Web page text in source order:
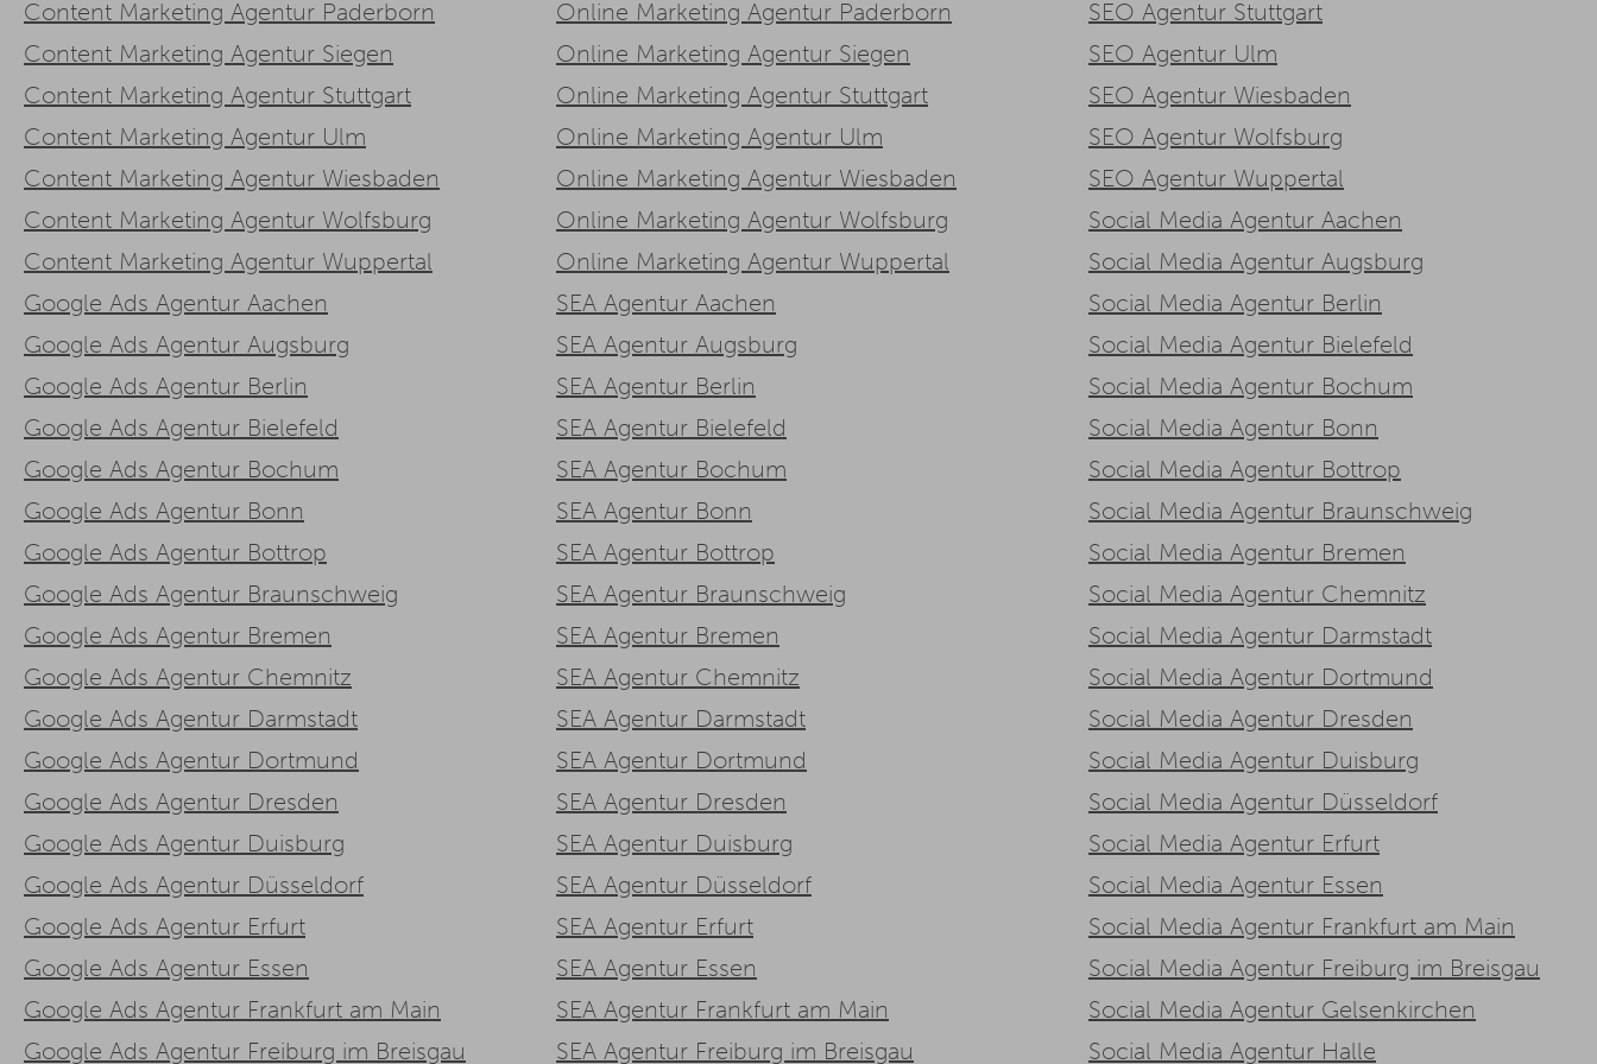
Content Marketing Agentur Paderborn
Content Marketing Agentur Siegen
Content Marketing Agentur Stuttgart
Content Marketing Agentur Ulm
Content Marketing Agentur Wiesbaden
Content Marketing Agentur Wolfsburg
Content Marketing Agentur Wuppertal
Google Ads Agentur Aachen
Google Ads Agentur Augsburg
Google Ads Agentur Berlin
Google Ads Agentur Bielefeld
Google Ads Agentur Bochum
Google Ads Agentur Bonn
Google Ads Agentur Bottrop
Google Ads Agentur Braunschweig
Google Ads Agentur Bremen
Google Ads Agentur Chemnitz
Google Ads Agentur Darmstadt
Google Ads Agentur Dortmund
Google Ads Agentur Dresden
Google Ads Agentur Duisburg
Google Ads Agentur Düsseldorf
Google Ads Agentur Erfurt
Google Ads Agentur Essen
Google Ads Agentur Frankfurt am Main
Google Ads Agentur Freiburg im Breisgau
Online Marketing Agentur Paderborn
Online Marketing Agentur Siegen
Online Marketing Agentur Stuttgart
Online Marketing Agentur Ulm
Online Marketing Agentur Wiesbaden
Online Marketing Agentur Wolfsburg
Online Marketing Agentur Wuppertal
SEA Agentur Aachen
SEA Agentur Augsburg
SEA Agentur Berlin
SEA Agentur Bielefeld
SEA Agentur Bochum
SEA Agentur Bonn
SEA Agentur Bottrop
SEA Agentur Braunschweig
SEA Agentur Bremen
SEA Agentur Chemnitz
SEA Agentur Darmstadt
SEA Agentur Dortmund
SEA Agentur Dresden
SEA Agentur Duisburg
SEA Agentur Düsseldorf
SEA Agentur Erfurt
SEA Agentur Essen
SEA Agentur Frankfurt am Main
SEA Agentur Freiburg im Breisgau
SEO Agentur Stuttgart
SEO Agentur Ulm
SEO Agentur Wiesbaden
SEO Agentur Wolfsburg
SEO Agentur Wuppertal
Social Media Agentur Aachen
Social Media Agentur Augsburg
Social Media Agentur Berlin
Social Media Agentur Bielefeld
Social Media Agentur Bochum
Social Media Agentur Bonn
Social Media Agentur Bottrop
Social Media Agentur Braunschweig
Social Media Agentur Bremen
Social Media Agentur Chemnitz
Social Media Agentur Darmstadt
Social Media Agentur Dortmund
Social Media Agentur Dresden
Social Media Agentur Duisburg
Social Media Agentur Düsseldorf
Social Media Agentur Erfurt
Social Media Agentur Essen
Social Media Agentur Frankfurt am Main
Social Media Agentur Freiburg im Breisgau
Social Media Agentur Gelsenkirchen
Social Media Agentur Halle